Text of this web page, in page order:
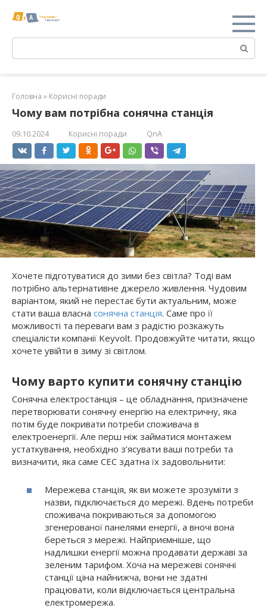
Поиск:
Головна » Корисні поради
Чому вам потрібна сонячна станція
09.10.2024 Корисні поради QnA
Хочете підготуватися до зими без світла? Тоді вам
потрібно альтернативне джерело живлення. Чудовим
варіантом, який не перестає бути актуальним, може
стати ваша власна сонячна станція. Саме про її
можливості та переваги вам з радістю розкажуть
спеціалісти компанії Keyvolt. Продовжуйте читати, якщо
хочете увійти в зиму зі світлом.
Чому варто купити сонячну станцію
Сонячна електростанція – це обладнання, призначене
перетворювати сонячну енергію на електричну, яка
потім буде покривати потреби споживача в
електроенергії. Але перш ніж займатися монтажем
устаткування, необхідно з’ясувати ваші потреби та
визначити, яка саме СЕС здатна їх задовольнити:
Мережева станція, як ви можете зрозуміти з
назви, підключається до мережі. Вдень потреби
споживача покриваються за допомогою
згенерованої панелями енергії, а вночі вона
береться з мережі. Найприємніше, що
надлишки енергії можна продавати державі за
зеленим тарифом. Хоча на мережеві сонячні
станції ціна найнижча, вони не здатні
працювати, коли відключається центральна
електромережа.